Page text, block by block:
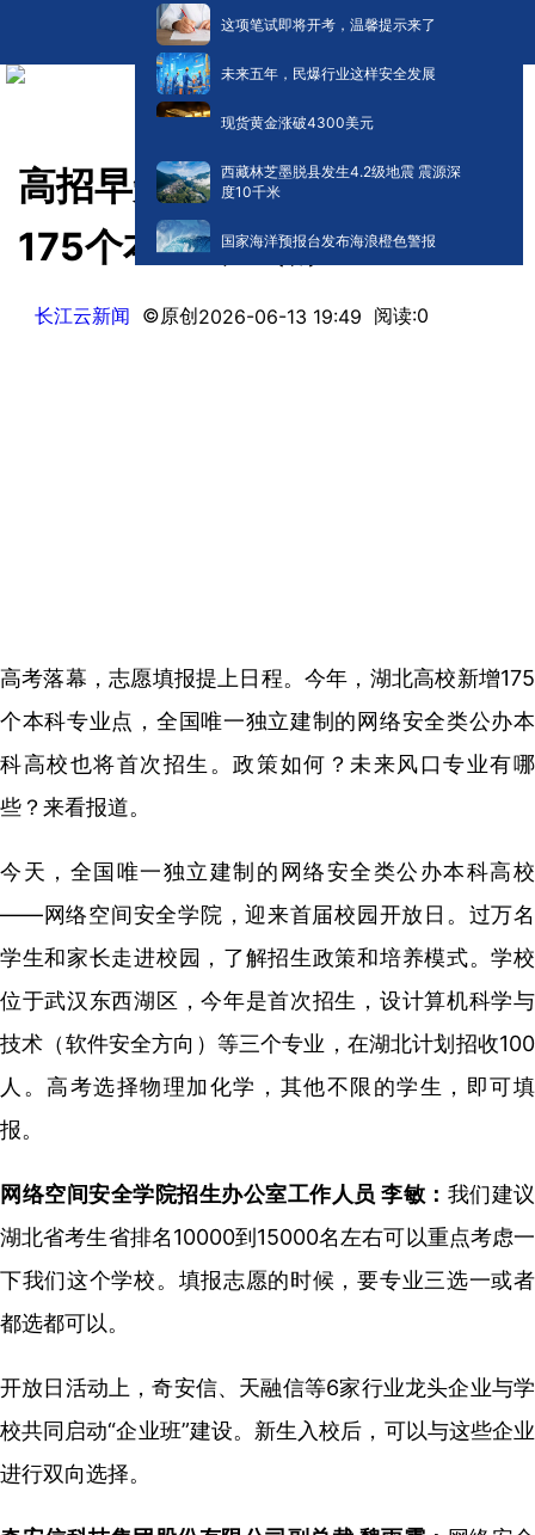
这项笔试即将开考，温馨提示来了
未来五年，民爆行业这样安全发展
现货黄金涨破4300美元
西藏林芝墨脱县发生4.2级地震 震源深
度10千米
国家海洋预报台发布海浪橙色警报
高招早知道 | 湖北高校新增
175个本科专业点
长江云新闻 ©原创2026-06-13 19:49 阅读:0
高考落幕，志愿填报提上日程。今年，湖北高校新增175
个本科专业点，全国唯一独立建制的网络安全类公办本
科高校也将首次招生。政策如何？未来风口专业有哪
些？来看报道。
今天，全国唯一独立建制的网络安全类公办本科高校
——网络空间安全学院，迎来首届校园开放日。过万名
学生和家长走进校园，了解招生政策和培养模式。学校
位于武汉东西湖区，今年是首次招生，设计算机科学与
技术（软件安全方向）等三个专业，在湖北计划招收100
人。高考选择物理加化学，其他不限的学生，即可填
报。
网络空间安全学院招生办公室工作人员 李敏： 我们建议
湖北省考生省排名10000到15000名左右可以重点考虑一
下我们这个学校。填报志愿的时候，要专业三选一或者
都选都可以。
开放日活动上，奇安信、天融信等6家行业龙头企业与学
校共同启动“企业班”建设。新生入校后，可以与这些企业
进行双向选择。